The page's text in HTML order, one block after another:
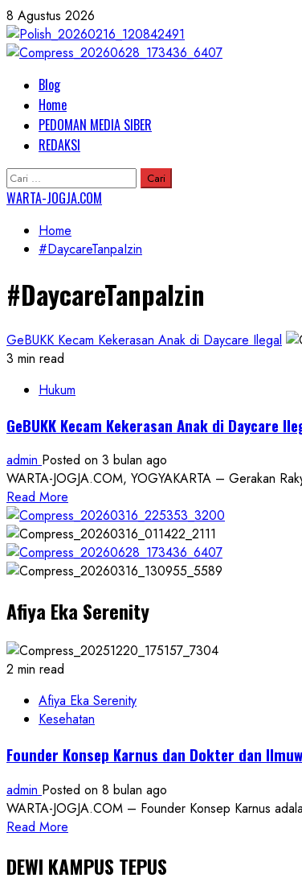
Skip
to
content
8 Agustus 2026
Primary
Menu
Blog
Home
PEDOMAN MEDIA SIBER
REDAKSI
Cari
untuk:
WARTA-JOGJA.COM
Home
#DaycareTanpaIzin
#DaycareTanpaIzin
GeBUKK Kecam Kekerasan Anak di Daycare Ilegal
3 min read
Hukum
GeBUKK Kecam Kekerasan Anak di Daycare
admin Posted on 3 bulan ago
WARTA-JOGJA.COM, YOGYAKARTA – Gerakan
Read More
more
about
GeBUKK
Kecam
Anak
di
Daycare
Ilegal
Afiya Eka Serenity
2 min read
Afiya Eka Serenity
Kesehatan
Founder Konsep Karnus dan Dokter dan
admin Posted on 8 bulan ago
WARTA-JOGJA.COM – Founder Konsep Karnus
Read More
about
DEWI KAMPUS TEPUS